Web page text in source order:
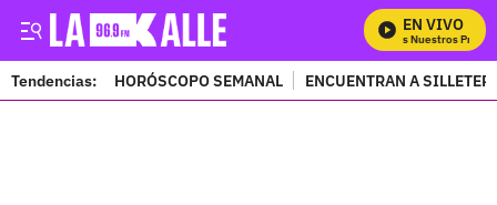
EN VIVO
Mira Todos Nuestros
Tendencias: HORÓSCOPO SEMANAL ENCUENTRAN A